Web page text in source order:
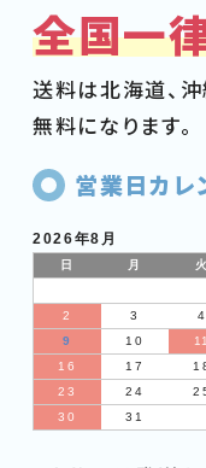
全国一
送料は北海道、
無料になります。
営業日カレ
2026年8月
日 月 火
2
3 4
9
10 11
16
17
23
24
30
31